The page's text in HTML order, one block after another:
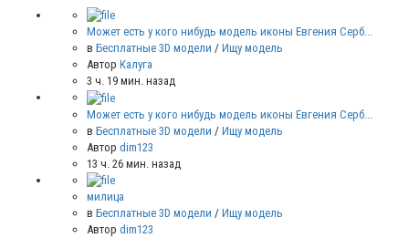
Может есть у кого нибудь модель иконы Евгения Серб...
в Бесплатные 3D модели / Ищу модель
Автор Калуга
3 ч. 19 мин. назад
Может есть у кого нибудь модель иконы Евгения Серб...
в Бесплатные 3D модели / Ищу модель
Автор dim123
13 ч. 26 мин. назад
милица
в Бесплатные 3D модели / Ищу модель
Автор dim123